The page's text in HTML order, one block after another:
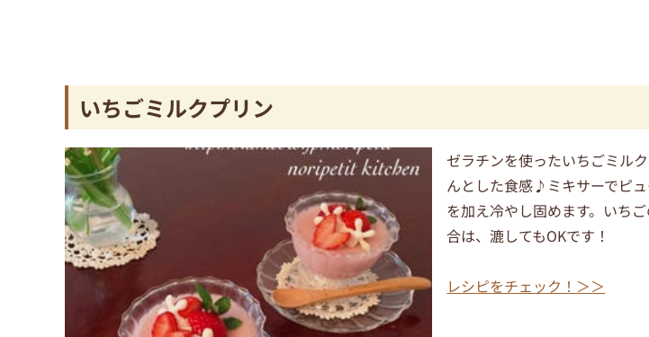
いちごミルクプリン
ゼラチンを使ったいちごミル
んとした食感♪ミキサーでピ
を加え冷やし固めます。いち
合は、漉してもOKです！
レシピをチェック！＞＞